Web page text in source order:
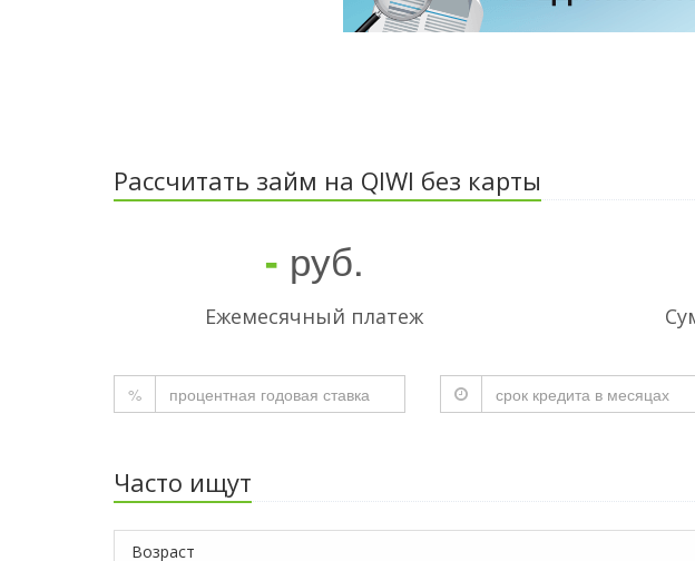
Рассчитать займ на QIWI без карты
- руб.
Ежемесячный платеж
%
Часто ищут
Возраст